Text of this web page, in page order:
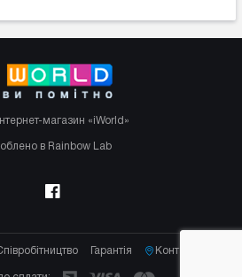
магазин «iWorld»
в Rainbow Lab
Гарантія Контакти